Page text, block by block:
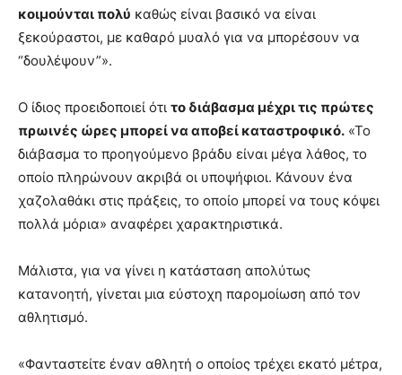
κοιμούνται πολύ καθώς είναι βασικό να είναι
ξεκούραστοι, με καθαρό μυαλό για να μπορέσουν να
“δουλέψουν”».
Ο ίδιος προειδοποιεί ότι το διάβασμα μέχρι τις πρώτες
πρωινές ώρες μπορεί να αποβεί καταστροφικό. «Το
διάβασμα το προηγούμενο βράδυ είναι μέγα λάθος, το
οποίο πληρώνουν ακριβά οι υποψήφιοι. Κάνουν ένα
χαζολαθάκι στις πράξεις, το οποίο μπορεί να τους κόψει
πολλά μόρια» αναφέρει χαρακτηριστικά.
Μάλιστα, για να γίνει η κατάσταση απολύτως
κατανοητή, γίνεται μια εύστοχη παρομοίωση από τον
αθλητισμό.
«Φανταστείτε έναν αθλητή ο οποίος τρέχει εκατό μέτρα,